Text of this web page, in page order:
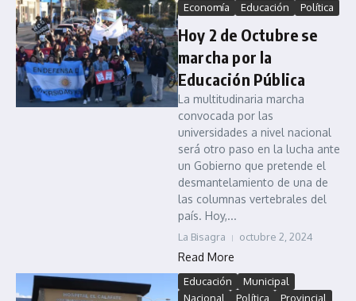
Economía Educación Política
Hoy 2 de Octubre se
marcha por la
Educación Pública
La multitudinaria marcha
convocada por las
universidades a nivel nacional
será otro paso en la lucha ante
un Gobierno que pretende el
desmantelamiento de una de
las columnas vertebrales del
país. Hoy,...
La Bisagra octubre 2, 2024
Read More
Educación
Municipal
Nacional
Política Provincial